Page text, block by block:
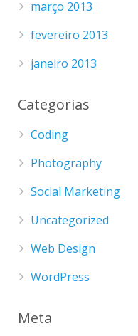
março 2013
fevereiro 2013
janeiro 2013
Categorias
Coding
Photography
Social Marketing
Uncategorized
Web Design
WordPress
Meta